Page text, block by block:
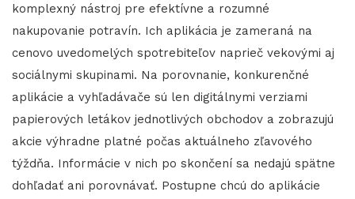
komplexný nástroj pre efektívne a rozumné
nakupovanie potravín. Ich aplikácia je zameraná na
cenovo uvedomelých spotrebiteľov naprieč vekovými aj
sociálnymi skupinami. Na porovnanie, konkurenčné
aplikácie a vyhľadávače sú len digitálnymi verziami
papierových letákov jednotlivých obchodov a zobrazujú
akcie výhradne platné počas aktuálneho zľavového
týždňa. Informácie v nich po skončení sa nedajú spätne
dohľadať ani porovnávať. Postupne chcú do aplikácie